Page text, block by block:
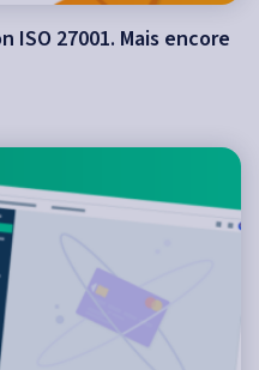
27001. Mais encore